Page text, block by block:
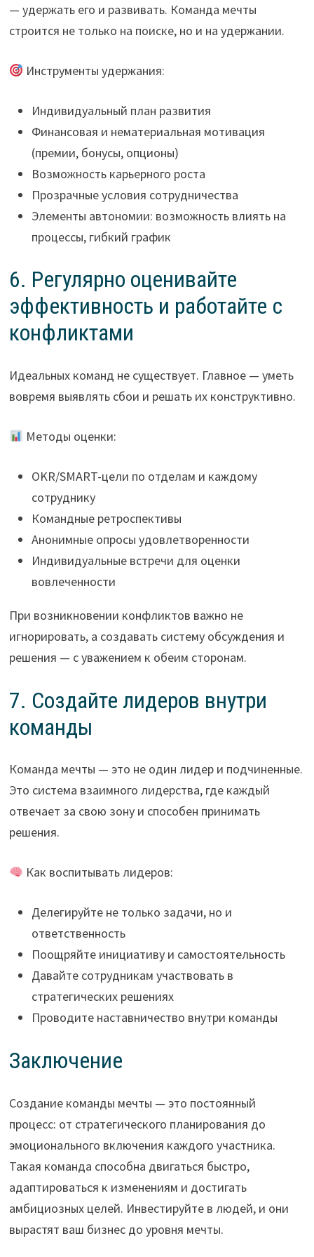
— удержать его и развивать. Команда мечты
строится не только на поиске, но и на удержании.
Инструменты удержания:
Индивидуальный план развития
Финансовая и нематериальная мотивация
(премии, бонусы, опционы)
Возможность карьерного роста
Прозрачные условия сотрудничества
Элементы автономии: возможность влиять на
процессы, гибкий график
6. Регулярно оценивайте
эффективность и работайте с
конфликтами
Идеальных команд не существует. Главное — уметь
вовремя выявлять сбои и решать их конструктивно.
Методы оценки:
OKR/SMART-цели по отделам и каждому
сотруднику
Командные ретроспективы
Анонимные опросы удовлетворенности
Индивидуальные встречи для оценки
вовлеченности
При возникновении конфликтов важно не
игнорировать, а создавать систему обсуждения и
решения — с уважением к обеим сторонам.
7. Создайте лидеров внутри
команды
Команда мечты — это не один лидер и подчиненные.
Это система взаимного лидерства, где каждый
отвечает за свою зону и способен принимать
решения.
Как воспитывать лидеров:
Делегируйте не только задачи, но и
ответственность
Поощряйте инициативу и самостоятельность
Давайте сотрудникам участвовать в
стратегических решениях
Проводите наставничество внутри команды
Заключение
Создание команды мечты — это постоянный
процесс: от стратегического планирования до
эмоционального включения каждого участника.
Такая команда способна двигаться быстро,
адаптироваться к изменениям и достигать
амбициозных целей. Инвестируйте в людей, и они
вырастят ваш бизнес до уровня мечты.